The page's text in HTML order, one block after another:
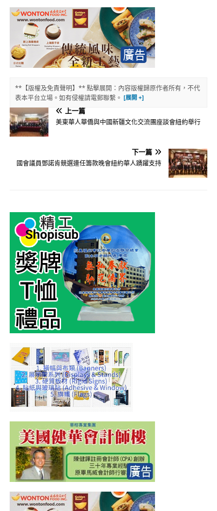
**【版權及免責聲明】** 點擊展開：內容版權歸原作者所有，不代
表本平台立場。如有侵權請電郵聯繫。
上一篇
美東華人華僑與中國新疆文化交流團座談會紐約舉行
下一篇
國會議員鄧諾肯競選連任籌款晚會紐約華人踴躍支持